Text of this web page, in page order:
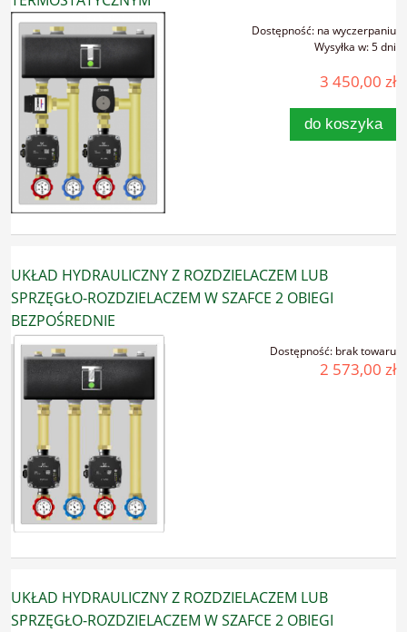
Dostępność: na wyczerpaniu
Wysyłka w:5 dni
3 450,00 zł
do koszyka
UKŁAD HYDRAULICZNY Z ROZDZIELACZEM LUB
SPRZĘGŁO-ROZDZIELACZEM W SZAFCE 2 OBIEGI
BEZPOŚREDNIE
Dostępność: brak towaru
2 573,00 zł
UKŁAD HYDRAULICZNY Z ROZDZIELACZEM LUB
SPRZĘGŁO-ROZDZIELACZEM W SZAFCE 2 OBIEGI